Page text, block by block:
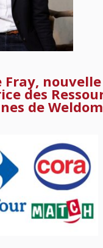
Fray, nouvelle
des
de Weldom